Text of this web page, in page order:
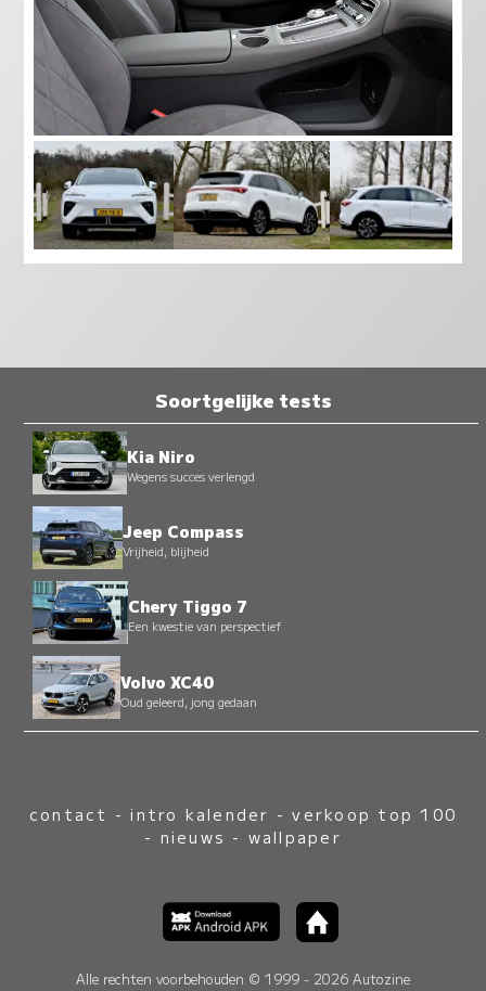
Soortgelijke tests
Kia Niro
Wegens succes verlengd
Jeep Compass
Vrijheid, blijheid
Chery Tiggo 7
Een kwestie van perspectief
Volvo XC40
Oud geleerd, jong gedaan
contact -intro kalender -verkoop top 100
- nieuws - wallpaper
Alle rechten voorbehouden © 1999 - 2026 Autozine